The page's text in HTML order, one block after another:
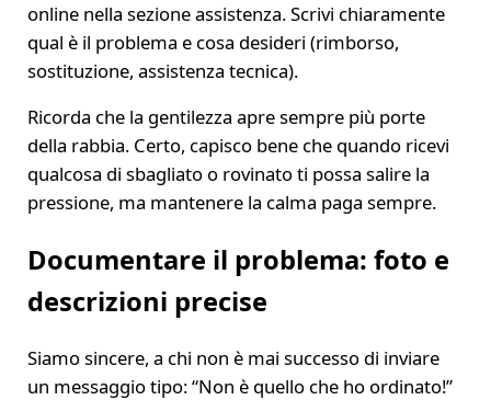
online nella sezione assistenza. Scrivi chiaramente
qual è il problema e cosa desideri (rimborso,
sostituzione, assistenza tecnica).
Ricorda che la gentilezza apre sempre più porte
della rabbia. Certo, capisco bene che quando ricevi
qualcosa di sbagliato o rovinato ti possa salire la
pressione, ma mantenere la calma paga sempre.
Documentare il problema: foto e
descrizioni precise
Siamo sincere, a chi non è mai successo di inviare
un messaggio tipo: “Non è quello che ho ordinato!”